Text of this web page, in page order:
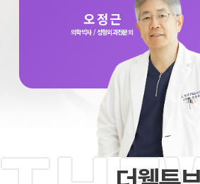
오 정 근
의학박사 / 성형외과전문의